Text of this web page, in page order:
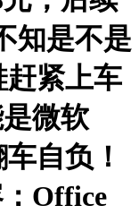
知是不是
紧上车
微软
自负！
Office